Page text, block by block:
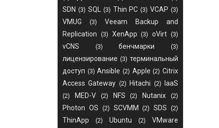
SDN (3) SQL (3) Thin PC (3) VCAP (3)
VMUG (3)
Veeam Backup and
Replication (3) XenApp (3) oVirt (3)
vCNS (3) бенчмарки (3)
лицензирование (3) терминальный
доступ (3) Ansible (2) Apple (2) Citrix
Access Gateway (2) Hitachi (2) IaaS
(2) MED-V (2) NFS (2) Nutanix (2)
Photon OS (2) SCVMM (2) SDS (2)
ThinApp (2) Ubuntu (2)
VMware